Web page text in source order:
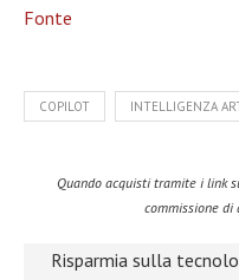
Fonte
COPILOT INTELLIGENZA
Quando acquisti tramite i link
commissione di
Risparmia sulla